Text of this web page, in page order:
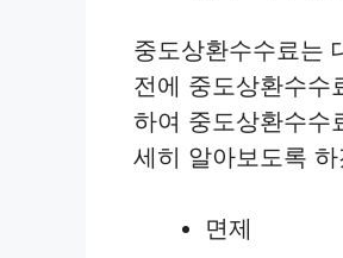
중도상환수수료는
전에 중도상환수수
하여 중도상환수수
세히 알아보도록
면제